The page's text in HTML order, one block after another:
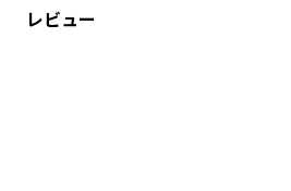
レビュー春から初夏まで使える生地の厚さです。